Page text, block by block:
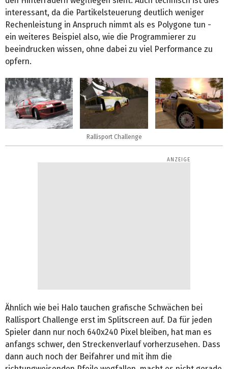
interessant, da die Partikelsteuerung deutlich weniger
Rechenleistung in Anspruch nimmt als es Polygone tun -
ein weiteres Beispiel also, wie die Programmierer zu
beeindrucken wissen, ohne dabei zu viel Performance zu
opfern.
Rallisport Challenge
Ähnlich wie bei Halo tauchen grafische Schwächen bei
Rallisport Challenge erst im Splitscreen auf. Da für jeden
Spieler dann nur noch 640x240 Pixel bleiben, hat man es
anfangs schwer, den Streckenverlauf vorherzusehen. Dass
dann auch noch der Beifahrer und mit ihm die